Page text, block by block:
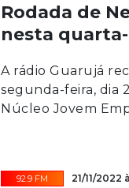
Rodada de
nesta
A rádio Guarujá
segunda-feira, dia
Núcleo Jovem
92.9 FM 21/11/2022